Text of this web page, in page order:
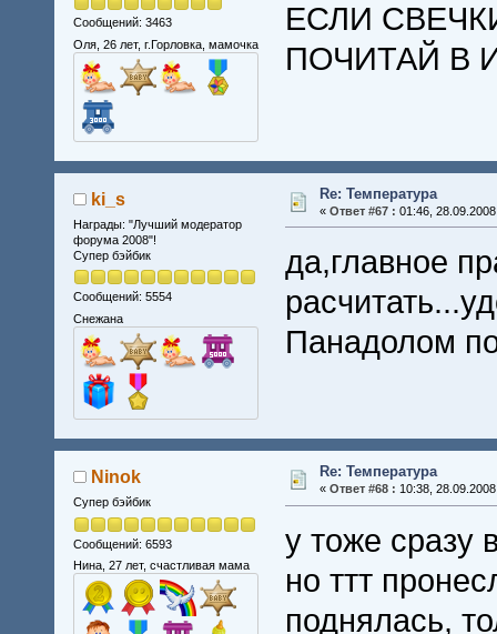
Сообщений: 3463
Оля, 26 лет, г.Горловка, мамочка
ЕСЛИ
ПОЧИТАЙ В
ki_s
Награды: "Лучший модератор
форума 2008"!
Супер бэйбик
Сообщений: 5554
Снежана
Re: Температура
« Ответ #67 : 01:46,
да,главное
Панадолом
Ninok
Супер бэйбик
Сообщений: 6593
Нина, 27 лет, счастливая мама
Re: Температура
« Ответ #68 : 10:38,
у тоже сразу
но ттт
поднялась,